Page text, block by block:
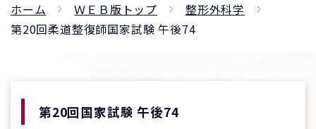
ホーム ＷＥＢ版トップ
整形外科学
第20回柔道整復師国家試験 午後74
第20回国家試験 午後74